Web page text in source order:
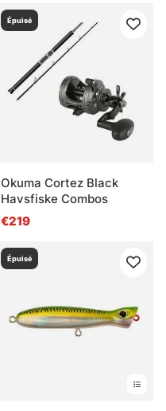
Épuisé
Okuma Cortez Black
Havsfiske Combos
€219
Épuisé